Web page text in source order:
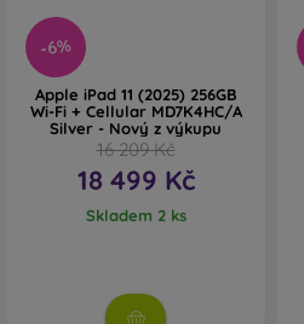
-6%
Apple iPad 11 (2025) 256GB
Wi-Fi + Cellular MD7K4HC/A
Silver - Nový z výkupu
16 209 Kč
18 499 Kč
Skladem 2 ks